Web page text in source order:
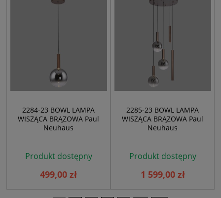
2284-23 BOWL LAMPA
WISZĄCA BRĄZOWA Paul
Neuhaus
Produkt dostępny
499,00 zł
2285-23 BOWL LAMPA
WISZĄCA BRĄZOWA Paul
Neuhaus
Produkt dostępny
1 599,00 zł